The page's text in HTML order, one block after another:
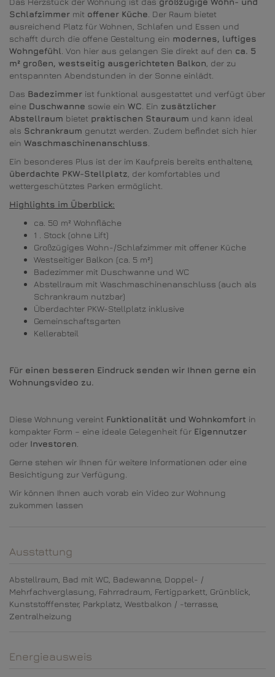
Schlafzimmer mit offener Küche . Der Raum bietet
ausreichend Platz für Wohnen, Schlafen und Essen und
schafft durch die offene Gestaltung ein modernes, luftiges
Wohngefühl . Von hier aus gelangen Sie direkt auf den ca. 5
m² großen, westseitig ausgerichteten Balkon , der zu
entspannten Abendstunden in der Sonne einlädt.
Das Badezimmer ist funktional ausgestattet und verfügt über
eine Duschwanne sowie ein WC . Ein zusätzlicher
Abstellraum bietet praktischen Stauraum und kann ideal
als Schrankraum genutzt werden. Zudem befindet sich hier
ein Waschmaschinenanschluss
Ein besonderes Plus ist der im Kaufpreis bereits enthaltene,
überdachte PKW-Stellplatz , der komfortables und
wettergeschütztes Parken ermöglicht.
Highlights im Überblick:
ca. 50 m² Wohnfläche
1 . Stock (ohne Lift)
Großzügiges Wohn-/Schlafzimmer mit offener Küche
Westseitiger Balkon (ca. 5 m²)
Badezimmer mit Duschwanne und WC
Abstellraum mit Waschmaschinenanschluss (auch als
Schrankraum nutzbar)
Überdachter PKW-Stellplatz inklusive
Gemeinschaftsgarten
Kellerabteil
Für einen besseren Eindruck senden wir Ihnen gerne ein
Wohnungsvideo zu.
Diese Wohnung vereint Funktionalität und Wohnkomfort in
kompakter Form – eine ideale Gelegenheit für Eigennutzer
oder Investoren
Gerne stehen wir Ihnen für weitere Informationen oder eine
Besichtigung zur Verfügung.
Wir können Ihnen auch vorab ein Video zur Wohnung
zukommen lassen
Ausstattung
Abstellraum Bad mit WC Badewanne Doppel- /
Mehrfachverglasung Fahrradraum Fertigparkett Grünblick
Kunststofffenster Parkplatz Westbalkon / -terrasse
Zentralheizung
Energieausweis